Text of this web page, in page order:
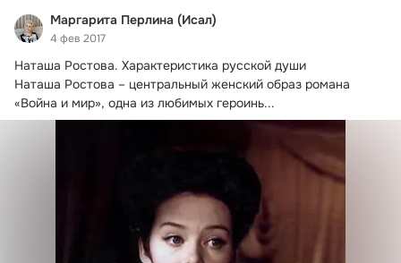
Маргарита Перлина (Исал)
4 фев 2017
Наташа Ростова. Характеристика русской души
Наташа Ростова – центральный женский образ романа
«Война и мир», одна из любимых героинь...